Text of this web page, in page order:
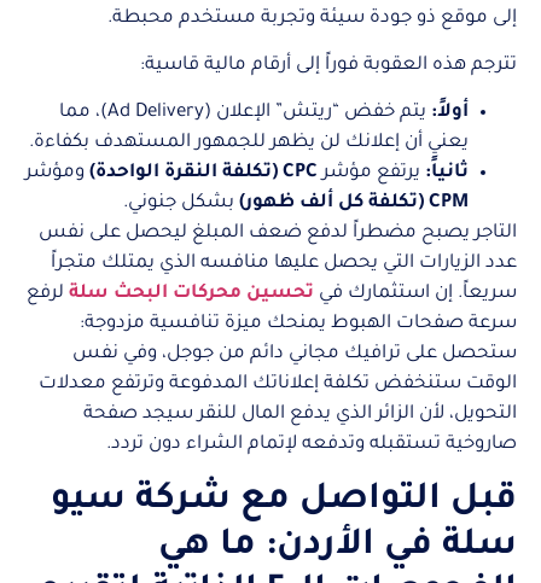
إلى موقع ذو جودة سيئة وتجربة مستخدم محبطة.
تترجم هذه العقوبة فوراً إلى أرقام مالية قاسية:
أولاً:
يتم خفض “ريتش” الإعلان (Ad Delivery)، مما
يعني أن إعلانك لن يظهر للجمهور المستهدف بكفاءة.
ثانياً: يرتفع مؤشر CPC (تكلفة النقرة الواحدة)
ومؤشر
CPM (تكلفة كل ألف ظهور)
بشكل جنوني.
التاجر يصبح مضطراً لدفع ضعف المبلغ ليحصل على نفس
عدد الزيارات التي يحصل عليها منافسه الذي يمتلك متجراً
سريعاً. إن استثمارك في تحسين محركات البحث سلة لرفع
سرعة صفحات الهبوط يمنحك ميزة تنافسية مزدوجة:
ستحصل على ترافيك مجاني دائم من جوجل، وفي نفس
الوقت ستنخفض تكلفة إعلاناتك المدفوعة وترتفع معدلات
التحويل، لأن الزائر الذي يدفع المال للنقر سيجد صفحة
صاروخية تستقبله وتدفعه لإتمام الشراء دون تردد.
قبل التواصل مع شركة سيو
سلة في الأردن: ما هي